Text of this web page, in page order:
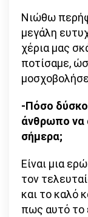
Νιώθω
μεγάλη
χέρια μας
ποτίσαμε,
-Πόσο
άνθρωπο να
σήμερα;
Είναι μια
τον
και το καλό
πως αυτό το